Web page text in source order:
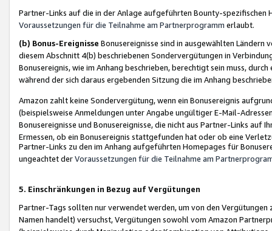
Partner-Links auf die in der Anlage aufgeführten Bounty-spezifischen
Voraussetzungen für die Teilnahme am Partnerprogramm erlaubt.
(b) Bonus-Ereignisse Bonusereignisse sind in ausgewählten Ländern
diesem Abschnitt 4(b) beschriebenen Sondervergütungen in
Bonusereignis, wie im Anhang beschrieben, berechtigt sein muss,
während der sich daraus ergebenden Sitzung die im Anhang
Amazon zahlt keine Sondervergütung, wenn ein Bonusereignis
(beispielsweise Anmeldungen unter Angabe ungültiger E-Mail-
Bonusereignisse und Bonusereignisse, die nicht aus Partner-Links auf
Ermessen, ob ein Bonusereignis stattgefunden hat oder ob eine
Partner-Links zu den im Anhang aufgeführten Homepages für
ungeachtet derVoraussetzungen für die Teilnahme am
5. Einschränkungen in Bezug auf Vergütungen
Partner-Tags sollten nur verwendet werden, um von den
Namen handelt) versuchst, Vergütungen sowohl vom Amazon